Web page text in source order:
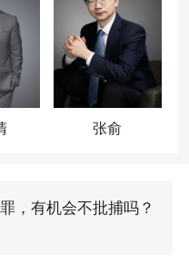
张俞
，有机会不批捕吗？